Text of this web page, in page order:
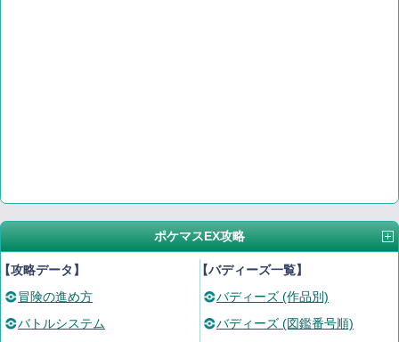
ポケマスEX攻略
攻略データ】
冒険の進め方
バトルシステム
【バディーズ一覧】
バディーズ (作品別)
バディーズ (図鑑番号順)